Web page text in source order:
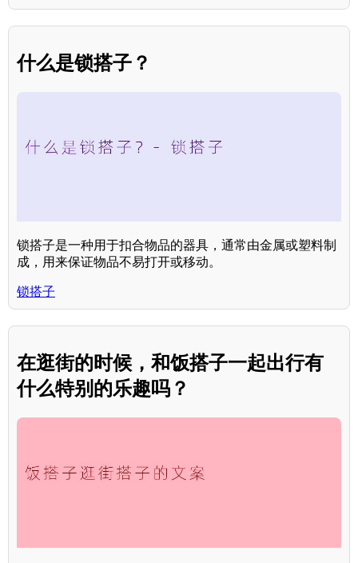
什么是锁搭子？
锁搭子是一种用于扣合物品的器具，通常由金属或塑料制
成，用来保证物品不易打开或移动。
锁搭子
在逛街的时候，和饭搭子一起出行有
什么特别的乐趣吗？